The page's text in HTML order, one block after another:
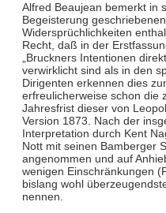
Alfred Beaujean bemerkt in
Begeisterung
Widersprüchlichkeiten
Recht, daß in der
„Bruckners Intentionen
verwirklicht sind als in den
Dirigenten erkennen dies
erfreulicherweise schon die
Jahresfrist dieser von
Version 1873. Nach der
Interpretation durch Kent
Nott mit seinen Bamberger
angenommen und auf
wenigen Einschränkungen
bislang wohl
nennen.